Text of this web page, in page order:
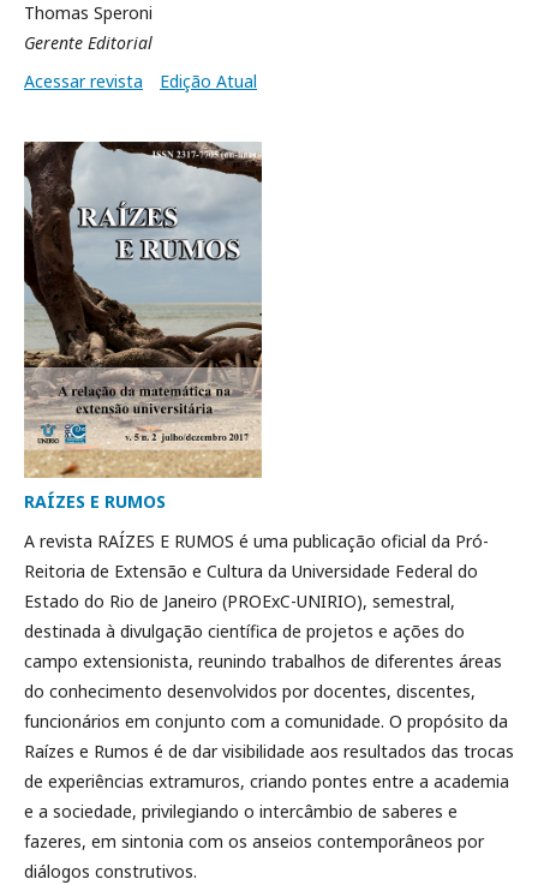
Thomas Speroni
Gerente Editorial
Acessar revista
Edição Atual
RAÍZES E RUMOS
A revista RAÍZES E RUMOS é uma publicação oficial da Pró-
Reitoria de Extensão e Cultura da Universidade Federal do
Estado do Rio de Janeiro (PROExC-UNIRIO), semestral,
destinada à divulgação científica de projetos e ações do
campo extensionista, reunindo trabalhos de diferentes áreas
do conhecimento desenvolvidos por docentes, discentes,
funcionários em conjunto com a comunidade. O propósito da
Raízes e Rumos é de dar visibilidade aos resultados das trocas
de experiências extramuros, criando pontes entre a academia
e a sociedade, privilegiando o intercâmbio de saberes e
fazeres, em sintonia com os anseios contemporâneos por
diálogos construtivos.